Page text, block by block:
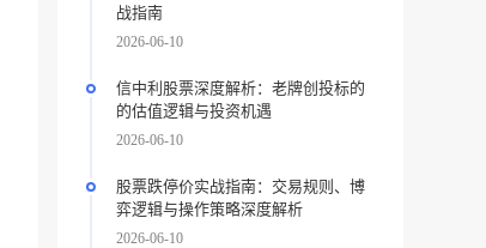
战指南
2026-06-10
信中利股票深度解析：老牌创投标的
的估值逻辑与投资机遇
2026-06-10
股票跌停价实战指南：交易规则、博
弈逻辑与操作策略深度解析
2026-06-10